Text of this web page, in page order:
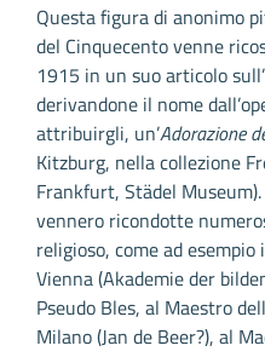
Questa figura di anonimo
del Cinquecento venne
1915 in un suo articolo
derivandone il nome
attribuirgli, un’Adorazione
Kitzburg, nella collezione
Frankfurt, Städel
vennero ricondotte
religioso, come ad esempio
Vienna (Akademie der
Pseudo Bles, al Maestro
Milano (Jan de Beer?), al